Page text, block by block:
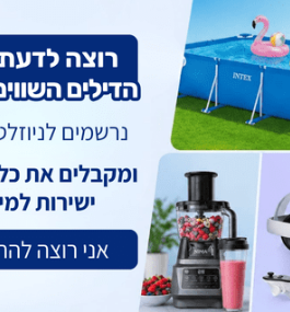
מזון כלבים וחתולים כלי אוכל
טרריומים, כלובי הטסה ועוד!